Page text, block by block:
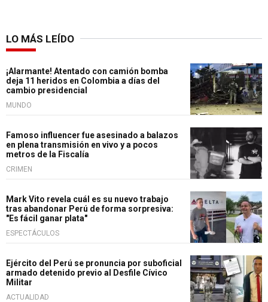
LO MÁS LEÍDO
¡Alarmante! Atentado con camión bomba
deja 11 heridos en Colombia a días del
cambio presidencial
MUNDO
Famoso influencer fue asesinado a balazos
en plena transmisión en vivo y a pocos
metros de la Fiscalía
CRIMEN
Mark Vito revela cuál es su nuevo trabajo
tras abandonar Perú de forma sorpresiva:
"Es fácil ganar plata"
ESPECTÁCULOS
Ejército del Perú se pronuncia por suboficial
armado detenido previo al Desfile Cívico
Militar
ACTUALIDAD